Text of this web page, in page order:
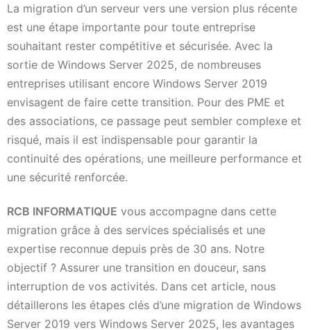
La migration d’un serveur vers une version plus récente
est une étape importante pour toute entreprise
souhaitant rester compétitive et sécurisée. Avec la
sortie de Windows Server 2025, de nombreuses
entreprises utilisant encore Windows Server 2019
envisagent de faire cette transition. Pour des PME et
des associations, ce passage peut sembler complexe et
risqué, mais il est indispensable pour garantir la
continuité des opérations, une meilleure performance et
une sécurité renforcée.
RCB INFORMATIQUE vous accompagne dans cette
migration grâce à des services spécialisés et une
expertise reconnue depuis près de 30 ans. Notre
objectif ? Assurer une transition en douceur, sans
interruption de vos activités. Dans cet article, nous
détaillerons les étapes clés d’une migration de Windows
Server 2019 vers Windows Server 2025, les avantages